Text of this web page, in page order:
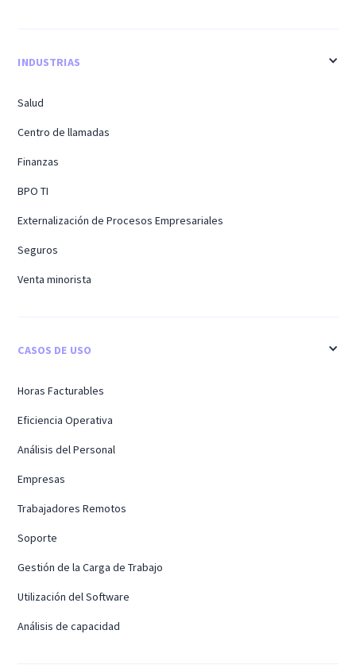
INDUSTRIAS
Salud
Centro de llamadas
Finanzas
BPO TI
Externalización de Procesos Empresariales
Seguros
Venta minorista
CASOS DE USO
Horas Facturables
Eficiencia Operativa
Análisis del Personal
Empresas
Trabajadores Remotos
Soporte
Gestión de la Carga de Trabajo
Utilización del Software
Análisis de capacidad